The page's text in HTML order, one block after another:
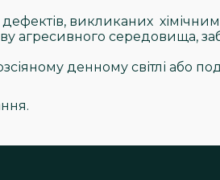
викликаних
агресивного середовища,
денному світлі або